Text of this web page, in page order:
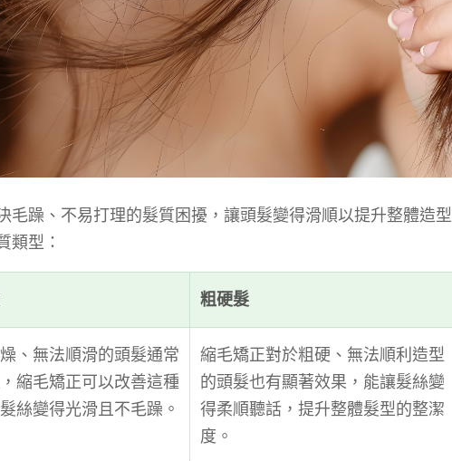
毛躁、不易打理的髮質困擾，讓頭髮變得滑順以提升整體造型
類型：
粗硬髮
、無法順滑的頭髮通常
縮毛矯正可以改善這種
絲變得光滑且不毛躁。
縮毛矯正對於粗硬、無法順利造型
的頭髮也有顯著效果，能讓髮絲變
得柔順聽話，提升整體髮型的整潔
度。